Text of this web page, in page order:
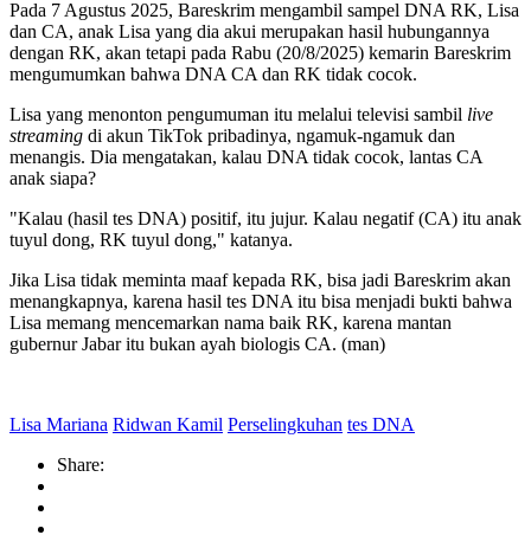
Pada 7 Agustus 2025, Bareskrim mengambil sampel DNA RK, Lisa
dan CA, anak Lisa yang dia akui merupakan hasil hubungannya
dengan RK, akan tetapi pada Rabu (20/8/2025) kemarin Bareskrim
mengumumkan bahwa DNA CA dan RK tidak cocok.
Lisa yang menonton pengumuman itu melalui televisi sambil live
streaming di akun TikTok pribadinya, ngamuk-ngamuk dan
menangis. Dia mengatakan, kalau DNA tidak cocok, lantas CA
anak siapa?
"Kalau (hasil tes DNA) positif, itu jujur. Kalau negatif (CA) itu anak
tuyul dong, RK tuyul dong," katanya.
Jika Lisa tidak meminta maaf kepada RK, bisa jadi Bareskrim akan
menangkapnya, karena hasil tes DNA itu bisa menjadi bukti bahwa
Lisa memang mencemarkan nama baik RK, karena mantan
gubernur Jabar itu bukan ayah biologis CA. (man)
Lisa Mariana Ridwan Kamil Perselingkuhan tes DNA
Share: